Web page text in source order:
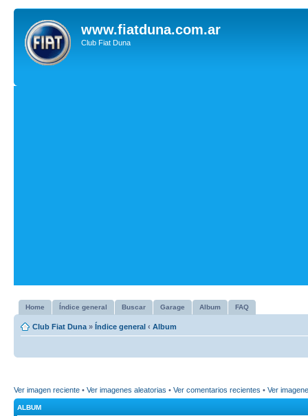
www.fiatduna.com.ar
Club Fiat Duna
Home Índice general Buscar Garage Album FAQ
Club Fiat Duna » Índice general ‹ Album
Ver imagen reciente • Ver imagenes aleatorias • Ver comentarios recientes • Ver
ALBUM